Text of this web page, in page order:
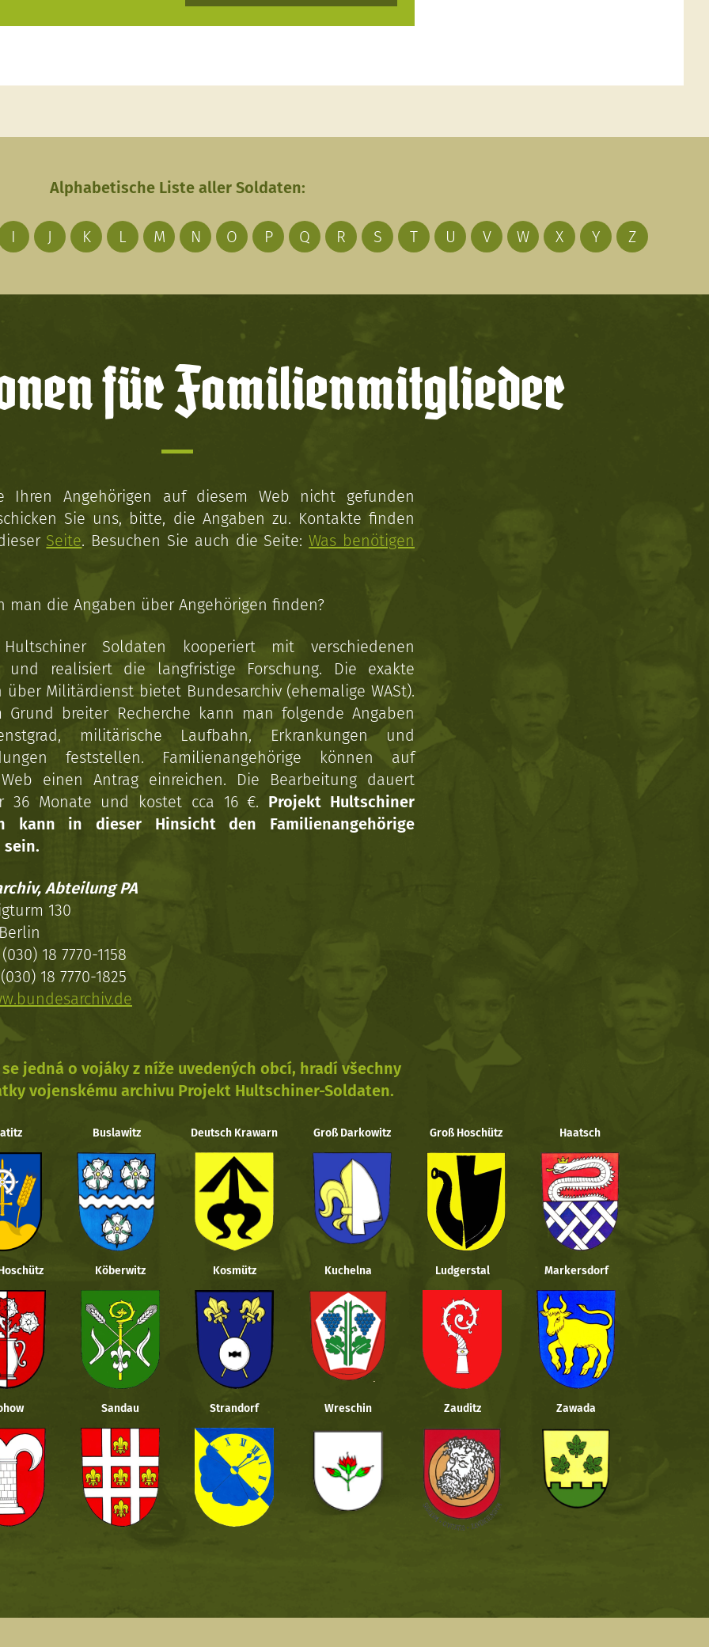
Alphabetische Liste aller Soldaten:
I J K L M N O P Q R S T U V W X Y Z
für Familienmitglieder
Ihren Angehörigen auf diesem Web nicht gefunden
Sie uns, bitte, die Angaben zu. Kontakte finden
Seite. Besuchen Sie auch die Seite:Was benötigen
man die Angaben über Angehörigen finden?
Soldaten kooperiert mit verschiedenen
und realisiert die langfristige Forschung. Die exakte
über Militärdienst bietet Bundesarchiv (ehemalige WASt).
Grund breiter Recherche kann man folgende Angaben
militärische Laufbahn, Erkrankungen und
feststellen. Familienangehörige können auf
einen Antrag einreichen. Die Bearbeitung dauert
36 Monate und kostet cca 16 €. Projekt Hultschiner
kann in dieser Hinsicht den Familienangehörige
Abteilung PA
130
18 7770-1158
18 7770-1825
jedná o vojáky z níže uvedených obcí, hradí všechny
vojenskému archivu Projekt Hultschiner-Soldaten.
Buslawitz Deutsch Krawarn Groß Darkowitz Groß Hoschütz Haatsch
Köberwitz Kosmütz Kuchelna Ludgerstal Markersdorf
Sandau Strandorf Wreschin Zauditz Zawada